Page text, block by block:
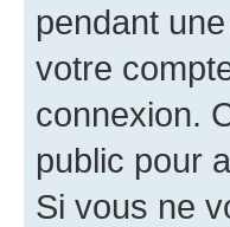
pendant
votre
connexion.
public pour
Si vous ne